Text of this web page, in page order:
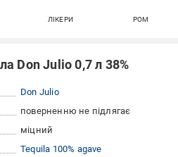
ЛІКЕРИ РОМ
Don Julio 0,7 л 38%
Don Julio
поверненню не підлягає
міцний
Tequila 100% agave